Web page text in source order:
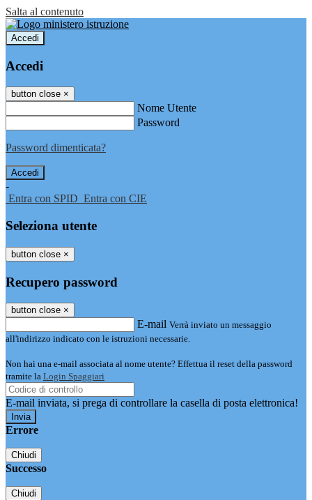
Salta al contenuto
Accedi
Accedi
button close ×
Nome Utente
Password
Password dimenticata?
-
Entra con SPID Entra con CIE
Seleziona utente
button close ×
Recupero password
button close ×
E-mail Verrà inviato un messaggio
all'indirizzo indicato con le istruzioni necessarie.
Non hai una e-mail associata al nome utente? Effettua il reset della password
tramite la Login Spaggiari
E-mail inviata, si prega di controllare la casella di posta elettronica!
Errore
Chiudi
Successo
Chiudi